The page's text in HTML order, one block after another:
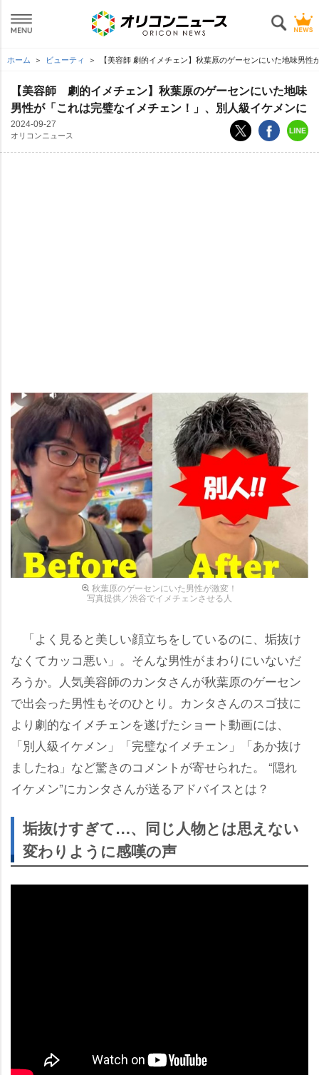
ホーム ビューティ 【美容師 劇的イメチェン】秋葉原のゲーセンにいた地味男
【美容師 劇的イメチェン】秋葉原のゲーセンにいた地味
男性が「これは完璧なイメチェン！」、別人級イケメンに
2024-09-27
オリコンニュース
秋葉原のゲーセンにいた男性が激変！
写真提供／渋谷でイメチェンさせる人
「よく見ると美しい顔立ちをしているのに、垢抜け
なくてカッコ悪い」。そんな男性がまわりにいないだ
ろうか。人気美容師のカンタさんが秋葉原のゲーセン
で出会った男性もそのひとり。カンタさんのスゴ技に
より劇的なイメチェンを遂げたショート動画には、
「別人級イケメン」「完璧なイメチェン」「あか抜け
ましたね」など驚きのコメントが寄せられた。 “隠れ
イケメン”にカンタさんが送るアドバイスとは？
垢抜けすぎて…、同じ人物とは思えない
変わりように感嘆の声